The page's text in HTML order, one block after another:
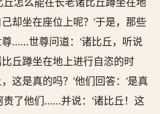
丘怎么能在长老诸比丘蹲坐在地
却坐在座位上呢？’于是，那些
……世尊问道：‘诸比丘，听说
丘蹲坐在地上进行自恣的时
这是真的吗？’他们回答：‘是真
责了他们……并说：‘诸比丘！这